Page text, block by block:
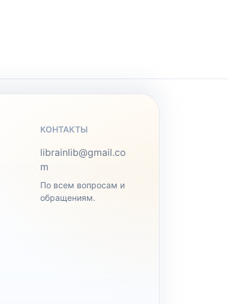
КОНТАКТЫ
librainlib@gmail.co
m
По всем вопросам и
обращениям.